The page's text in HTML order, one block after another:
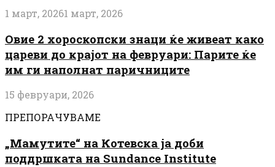
1 март, 20261 март, 2026
Овие 2 хороскопски знаци ќе живеат како
цареви до крајот на февруари: Парите ќе
им ги наполнат паричниците
15 февруари, 2026
ПРЕПОРАЧУВАМЕ
„Мамутите“ на Котевска ја доби
поддршката на Sundance Institute